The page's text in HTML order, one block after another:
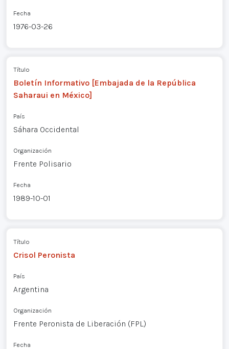
Fecha
1976-03-26
Título
Boletín Informativo [Embajada de la República
Saharaui en México]
País
Sáhara Occidental
Organización
Frente Polisario
Fecha
1989-10-01
Título
Crisol Peronista
País
Argentina
Organización
Frente Peronista de Liberación (FPL)
Fecha